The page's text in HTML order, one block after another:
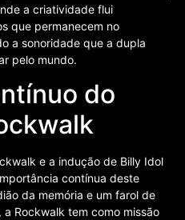
a criatividade flui
que permanecem no
a sonoridade que a dupla
pelo mundo.
do
e a indução de Billy Idol
contínua deste
da memória e um farol de
Rockwalk tem como missão